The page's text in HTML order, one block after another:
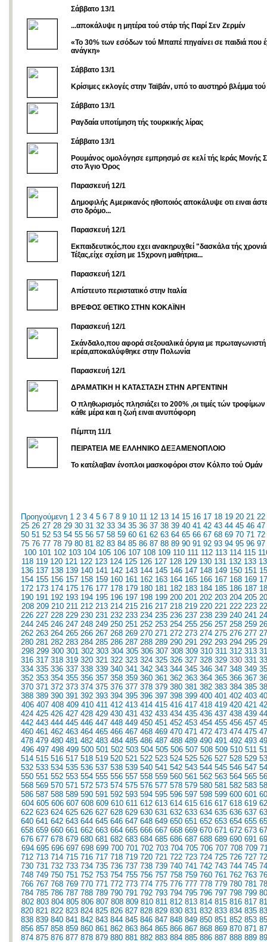
Σάββατο 13/1
...αποκάλυψε η μητέρα τού στάρ τής Παρί Σεν Ζερμέν
«Το 30% των εσόδων τού Μπαπέ πηγαίνει σε παιδιά που
ανάγκη»
Σάββατο 13/1
Κρίσιμες εκλογές στην Ταϊβάν, υπό το αυστηρό βλέμμα
Σάββατο 13/1
Ραγδαία υποτίμηση τής τουρκικής λίρας
Σάββατο 13/1
Ρουμάνος ομολόγησε εμπρησμό σε κελί τής Ιεράς Μονής
στο Άγιο Όρος
Παρασκευή 12/1
Δημοφιλής Αμερικανός ηθοποιός αποκάλυψε οτι ειναι
στο δρόμο...
Παρασκευή 12/1
Εκπαιδευτικός,που εχει ανακηρυχθεί "δασκάλα τής
Τέξας,είχε σχέση με 15χρονη μαθήτρια...
Παρασκευή 12/1
Απίστευτο περιστατικό στην Ιταλία
ΒΡΕΦΟΣ ΘΕΤΙΚΟ ΣΤΗΝ ΚΟΚΑΪΝΗ
Παρασκευή 12/1
Σκάνδαλο,που αφορά σεξουαλικά όργια με πρωταγωνιστή
ιερέα,αποκαλύφθηκε στην Πολωνία
Παρασκευή 12/1
ΔΡΑΜΑΤΙΚΗ Η ΚΑΤΑΣΤΑΣΗ ΣΤΗΝ ΑΡΓΕΝΤΙΝΗ
Ο πληθωρισμός πλησιάζει το 200% ,οι τιμές τών
κάθε μέρα και η ζωή ειναι ανυπόφορη
Πέμπτη 11/1
ΠΕΙΡΑΤΕΙΑ ΜΕ ΕΛΛΗΝΙΚΟ ΔΕΞΑΜΕΝΟΠΛΟΙΟ
To κατέλαβαν ένοπλοι μασκοφόροι στον Κόλπο τού Ομάν
Προηγούμενη 1 2 3 4 5 6 7 8 9 10 11 12 13 14 15 16 17 18 19 20 21 22
25 26 27 28 29 30 31 32 33 34 35 36 37 38 39 40 41 42 43 44 45 46 47
50 51 52 53 54 55 56 57 58 59 60 61 62 63 64 65 66 67 68 69 70 71 72
75 76 77 78 79 80 81 82 83 84 85 86 87 88 89 90 91 92 93 94 95 96 97
100 101 102 103 104 105 106 107 108 109 110 111 112 113 114 115
118 119 120 121 122 123 124 125 126 127 128 129 130 131 132 133
136 137 138 139 140 141 142 143 144 145 146 147 148 149 150 151
154 155 156 157 158 159 160 161 162 163 164 165 166 167 168 169
172 173 174 175 176 177 178 179 180 181 182 183 184 185 186 187
190 191 192 193 194 195 196 197 198 199 200 201 202 203 204 205
208 209 210 211 212 213 214 215 216 217 218 219 220 221 222 223
226 227 228 229 230 231 232 233 234 235 236 237 238 239 240 241
244 245 246 247 248 249 250 251 252 253 254 255 256 257 258 259
262 263 264 265 266 267 268 269 270 271 272 273 274 275 276 277
280 281 282 283 284 285 286 287 288 289 290 291 292 293 294 295
298 299 300 301 302 303 304 305 306 307 308 309 310 311 312 313
316 317 318 319 320 321 322 323 324 325 326 327 328 329 330 331
334 335 336 337 338 339 340 341 342 343 344 345 346 347 348 349
352 353 354 355 356 357 358 359 360 361 362 363 364 365 366 367
370 371 372 373 374 375 376 377 378 379 380 381 382 383 384 385
388 389 390 391 392 393 394 395 396 397 398 399 400 401 402 403
406 407 408 409 410 411 412 413 414 415 416 417 418 419 420 421
424 425 426 427 428 429 430 431 432 433 434 435 436 437 438 439
442 443 444 445 446 447 448 449 450 451 452 453 454 455 456 457
460 461 462 463 464 465 466 467 468 469 470 471 472 473 474 475
478 479 480 481 482 483 484 485 486 487 488 489 490 491 492 493
496 497 498 499 500 501 502 503 504 505 506 507 508 509 510 511
514 515 516 517 518 519 520 521 522 523 524 525 526 527 528 529
532 533 534 535 536 537 538 539 540 541 542 543 544 545 546 547
550 551 552 553 554 555 556 557 558 559 560 561 562 563 564 565
568 569 570 571 572 573 574 575 576 577 578 579 580 581 582 583
586 587 588 589 590 591 592 593 594 595 596 597 598 599 600 601
604 605 606 607 608 609 610 611 612 613 614 615 616 617 618 619
622 623 624 625 626 627 628 629 630 631 632 633 634 635 636 637
640 641 642 643 644 645 646 647 648 649 650 651 652 653 654 655
658 659 660 661 662 663 664 665 666 667 668 669 670 671 672 673
676 677 678 679 680 681 682 683 684 685 686 687 688 689 690 691
694 695 696 697 698 699 700 701 702 703 704 705 706 707 708 709
712 713 714 715 716 717 718 719 720 721 722 723 724 725 726 727
730 731 732 733 734 735 736 737 738 739 740 741 742 743 744 745
748 749 750 751 752 753 754 755 756 757 758 759 760 761 762 763
766 767 768 769 770 771 772 773 774 775 776 777 778 779 780 781
784 785 786 787 788 789 790 791 792 793 794 795 796 797 798 799
802 803 804 805 806 807 808 809 810 811 812 813 814 815 816 817
820 821 822 823 824 825 826 827 828 829 830 831 832 833 834 835
838 839 840 841 842 843 844 845 846 847 848 849 850 851 852 853
856 857 858 859 860 861 862 863 864 865 866 867 868 869 870 871
874 875 876 877 878 879 880 881 882 883 884 885 886 887 888 889